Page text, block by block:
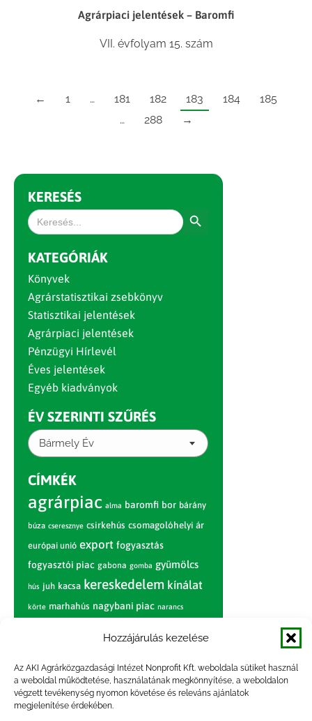
Hozzájárulás kezelése
Az AKI Agrárközgazdasági Intézet Nonprofit Kft. weboldala sütiket használ
a weboldal működtetése, használatának megkönnyítése, a weboldalon
végzett tevékenység nyomon követése és releváns ajánlatok
megjelenítése érdekében.
Agrárpiaci jelentések – Baromfi
VII. évfolyam 15. szám
← 1 … 181 182 183 184
185
…
288 →
KERESÉS
Search
for:
KATEGÓRIÁK
Könyvek
Agrárstatisztikai zsebkönyv
Statisztikai jelentések
Agrárpiaci jelentések
Pénzügyi Hírlevél
Éves jelentések
Egyéb kiadványok
ÉV SZERINTI SZŰRÉS
Bármely Év
CÍMKÉK
agrárpiac alma baromfi bor bárány
búza cseresznye csirkehús csomagolóhelyi ár
európai unió export fogyasztás
fogyasztói piac gabona gomba gyümölcs
hús juh kacsa kereskedelem kínálat
körte marhahús nagybani piac narancs
piaci jelentés
pulyka pulykahús sertés sertéshús
szarvasmarha termelés termelői
ár
világpiac